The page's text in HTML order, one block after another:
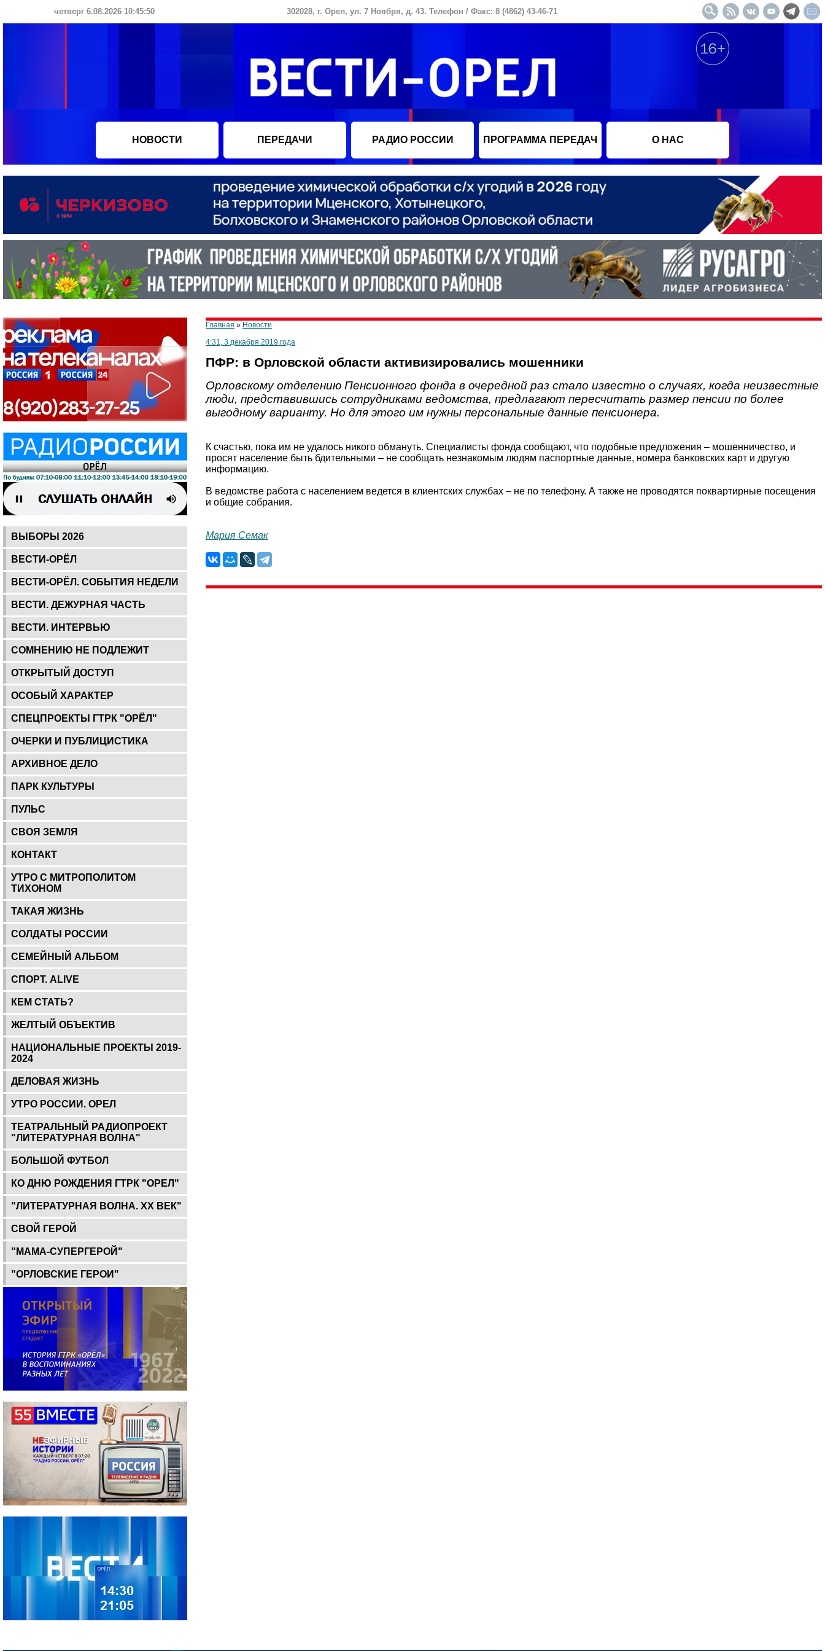
четверг 6.08.2026 10:45:51 302028, г. Орел, ул. 7 Ноября, д. 43. Телефон / Факс: 8 (4862) 43-46-71
НОВОСТИ ПЕРЕДАЧИ РАДИО РОССИИ ПРОГРАММА ПЕРЕДАЧ О НАС
ВЫБОРЫ 2026
ВЕСТИ-ОРЁЛ
ВЕСТИ-ОРЁЛ. СОБЫТИЯ НЕДЕЛИ
ВЕСТИ. ДЕЖУРНАЯ ЧАСТЬ
ВЕСТИ. ИНТЕРВЬЮ
СОМНЕНИЮ НЕ ПОДЛЕЖИТ
ОТКРЫТЫЙ ДОСТУП
ОСОБЫЙ ХАРАКТЕР
СПЕЦПРОЕКТЫ ГТРК "ОРЁЛ"
ОЧЕРКИ И ПУБЛИЦИСТИКА
АРХИВНОЕ ДЕЛО
ПАРК КУЛЬТУРЫ
ПУЛЬС
СВОЯ ЗЕМЛЯ
КОНТАКТ
УТРО С МИТРОПОЛИТОМ
ТИХОНОМ
ТАКАЯ ЖИЗНЬ
СОЛДАТЫ РОССИИ
СЕМЕЙНЫЙ АЛЬБОМ
СПОРТ. ALIVE
КЕМ СТАТЬ?
ЖЕЛТЫЙ ОБЪЕКТИВ
НАЦИОНАЛЬНЫЕ ПРОЕКТЫ 2019-
2024
ДЕЛОВАЯ ЖИЗНЬ
УТРО РОССИИ. ОРЕЛ
ТЕАТРАЛЬНЫЙ РАДИОПРОЕКТ
"ЛИТЕРАТУРНАЯ ВОЛНА"
БОЛЬШОЙ ФУТБОЛ
КО ДНЮ РОЖДЕНИЯ ГТРК "ОРЕЛ"
"ЛИТЕРАТУРНАЯ ВОЛНА. ХХ ВЕК"
СВОЙ ГЕРОЙ
"МАМА-СУПЕРГЕРОЙ"
"ОРЛОВСКИЕ ГЕРОИ"
Главная » Новости
4:31, 3 декабря 2019 года
ПФР: в Орловской области активизировались мошенники
Орловскому отделению Пенсионного фонда в очередной раз стало известно о случаях, когда неизвестные
люди, представившись сотрудниками ведомства, предлагают пересчитать размер пенсии по более
выгодному варианту. Но для этого им нужны персональные данные пенсионера.
К счастью, пока им не удалось никого обмануть. Специалисты фонда сообщают, что подобные предложения – мошенничество, и
просят население быть бдительными – не сообщать незнакомым людям паспортные данные, номера банковских карт и другую
информацию.
В ведомстве работа с населением ведется в клиентских службах – не по телефону. А также не проводятся поквартирные посещения
и общие собрания.
Мария Семак